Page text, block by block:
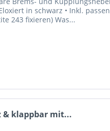
in schwarz • Inkl.
243 fixieren) Was...
& klappbar mit...